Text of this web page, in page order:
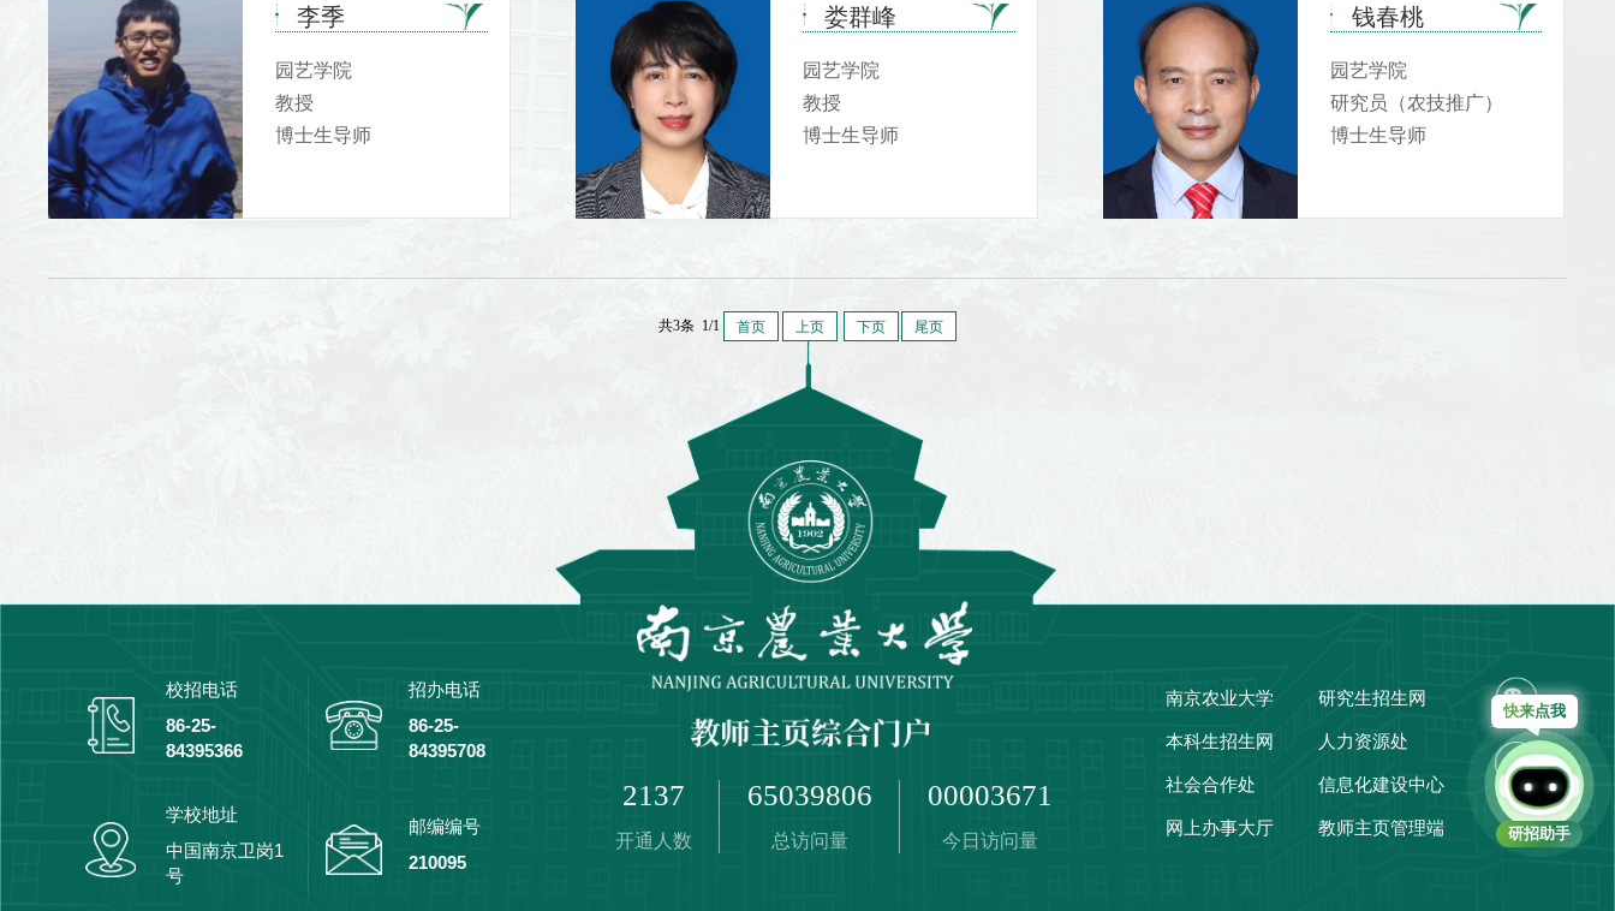
李季
园艺学院
教授
博士生导师
娄群峰
园艺学院
教授
博士生导师
钱春桃
园艺学院
研究员（农技推广）
博士生导师
共3条 1/1 首页 上页 下页 尾页
校招电话
86-25-
84395366
招办电话
86-25-
84395708
学校地址
中国南京卫岗1
号
邮编编号
210095
2137
开通人数
65039806
总访问量
00003671
今日访问量
南京农业大学 研究生招生网
本科生招生网 人力资源处
社会合作处 信息化建设中心
网上办事大厅 教师主页管理端
快来点我
研招助手